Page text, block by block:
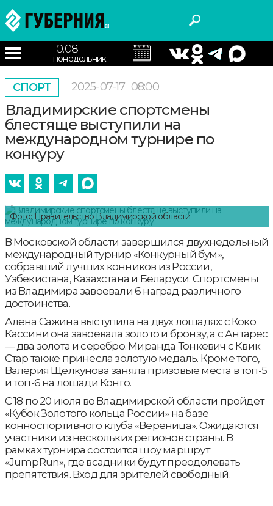
10.08
понедельник
СПОРТ 2025-07-17 08:00
Владимирские спортсмены
блестяще выступили на
международном турнире по
конкуру
Фото: Правительство Владимирской области
В Московской области завершился двухнедельный
международный турнир «Конкурный бум»,
собравший лучших конников из России,
Узбекистана, Казахстана и Беларуси. Спортсмены
из Владимира завоевали 6 наград различного
достоинства.
Алена Сажина выступила на двух лошадях: с Коко
Кассини она завоевала золото и бронзу, а с Антарес
— два золота и серебро. Миранда Тонкевич с Квик
Стар также принесла золотую медаль. Кроме того,
Валерия Щелкунова заняла призовые места в топ-5
и топ-6 на лошади Конго.
С 18 по 20 июля во Владимирской области пройдет
«Кубок Золотого кольца России» на базе
конноспортивного клуба «Вереница». Ожидаются
участники из нескольких регионов страны. В
рамках турнира состоится шоу маршрут
«JumpRun», где всадники будут преодолевать
препятствия. Вход для зрителей свободный.